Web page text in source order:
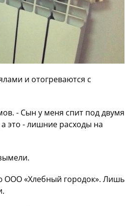
и отогреваются с
- Сын у меня спит под двумя
это - лишние расходы на
ООО «Хлебный городок». Лишь